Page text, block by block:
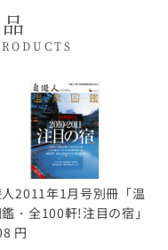
たいと思い、こ
長年の夢である
伝え継がれてい
ています。
ものを感じますの
ら読んでいまし
人2011年1月号別冊「温
・全100軒!注目の宿」
円